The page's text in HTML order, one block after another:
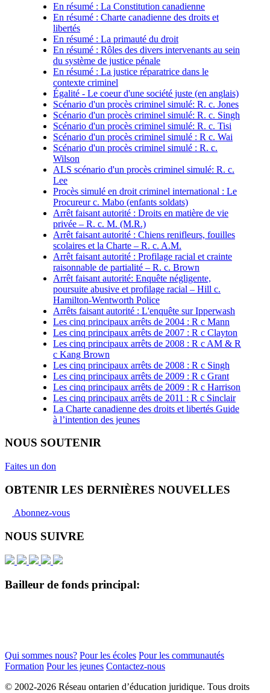
En résumé : La Constitution canadienne
En résumé : Charte canadienne des droits et
libertés
En résumé : La primauté du droit
En résumé : Rôles des divers intervenants au sein
du système de justice pénale
En résumé : La justice réparatrice dans le
contexte criminel
Égalité - Le coeur d'une société juste (en anglais)
Scénario d'un procès criminel simulé: R. c. Jones
Scénario d'un procès criminel simulé: R. c. Singh
Scénario d'un procès criminel simulé: R. c. Tisi
Scénario d'un procès criminel simulé : R c. Wai
Scénario d'un procès criminel simulé : R. c.
Wilson
ALS scénario d'un procès criminel simulé: R. c.
Lee
Procès simulé en droit criminel international : Le
Procureur c. Mabo (enfants soldats)
Arrêt faisant autorité : Droits en matière de vie
privée – R. c. M. (M.R.)
Arrêt faisant autorité : Chiens renifleurs, fouilles
scolaires et la Charte – R. c. A.M.
Arrêt faisant autorité : Profilage racial et crainte
raisonnable de partialité – R. c. Brown
Arrêt faisant autorité: Enquête négligente,
poursuite abusive et profilage racial – Hill c.
Hamilton-Wentworth Police
Arrêts faisant autorité : L'enquête sur Ipperwash
Les cinq principaux arrêts de 2004 : R c Mann
Les cinq principaux arrêts de 2007 : R c Clayton
Les cinq principaux arrêts de 2008 : R c AM & R
c Kang Brown
Les cinq principaux arrêts de 2008 : R c Singh
Les cinq principaux arrêts de 2009 : R c Grant
Les cinq principaux arrêts de 2009 : R c Harrison
Les cinq principaux arrêts de 2011 : R c Sinclair
La Charte canadienne des droits et libertés Guide
à l’intention des jeunes
NOUS SOUTENIR
Faites un don
OBTENIR LES DERNIÈRES NOUVELLES
Abonnez-vous
NOUS SUIVRE
Bailleur de fonds principal:
Qui sommes nous? Pour les écoles Pour les communautés
Formation Pour les jeunes Contactez-nous
© 2002-2026 Réseau ontarien d’éducation juridique. Tous droits